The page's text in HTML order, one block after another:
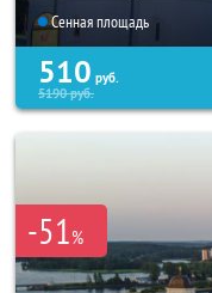
Сенная площадь
510 руб.
5190руб.
-51%